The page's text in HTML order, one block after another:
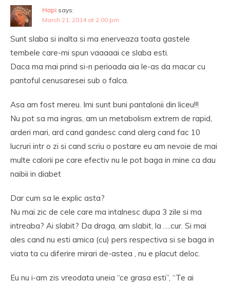
Hapi says:
March 21, 2014 at 2:00 pm
Sunt slaba si inalta si ma enerveaza toata gastele
tembele care-mi spun vaaaaai ce slaba esti.
Daca ma mai prind si-n perioada aia le-as da macar cu
pantoful cenusaresei sub o falca.
Asa am fost mereu. Imi sunt buni pantalonii din liceu!!!
Nu pot sa ma ingras, am un metabolism extrem de rapid,
arderi mari, ard cand gandesc cand alerg cand fac 10
lucruri intr o zi si cand scriu o postare eu am nevoie de mai
multe calorii pe care efectiv nu le pot baga in mine ca dau
naibii in diabet
Dar cum sa le explic asta?
Nu mai zic de cele care ma intalnesc dupa 3 zile si ma
intreaba? Ai slabit? Da draga, am slabit, la ….cur. Si mai
ales cand nu esti amica (cu) pers respectiva si se baga in
viata ta cu diferire mirari de-astea , nu e placut deloc.
Eu nu i-am zis vreodata uneia “ce grasa esti”, “Te ai